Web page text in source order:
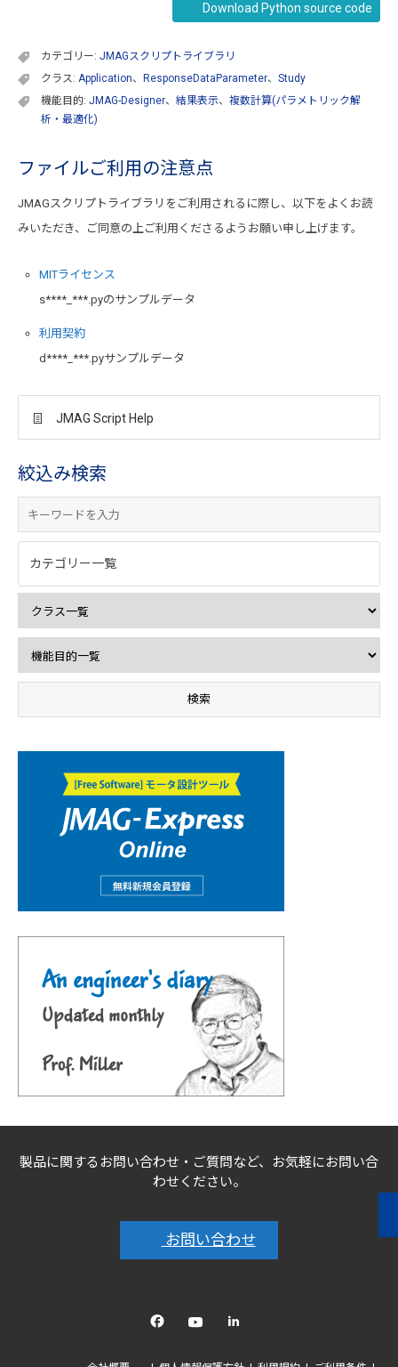
Download Python source code
カテゴリー: JMAGスクリプトライブラリ
クラス: Application、 ResponseDataParameter、 Study
機能目的: JMAG-Designer、 結果表示、 複数計算(パラメトリック解
析・最適化)
ファイルご利用の注意点
JMAGスクリプトライブラリをご利用されるに際し、以下をよくお読
みいただき、ご同意の上ご利用くださるようお願い申し上げます。
MITライセンス
s****_***.pyのサンプルデータ
利用契約
d****_***.pyサンプルデータ
JMAG Script Help
絞込み検索
カテゴリー一覧
製品に関するお問い合わせ・ご質問など、お気軽にお問い合
わせください。
お問い合わせ
linkedin